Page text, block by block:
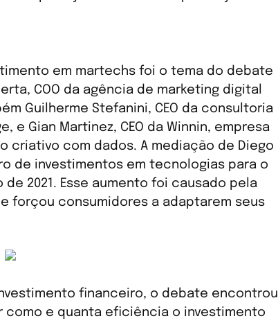
em martechs foi o tema do debate
COO da agência de marketing digital
Guilherme Stefanini, CEO da consultoria
Gian Martinez, CEO da Winnin, empresa
com dados. A mediação de Diego
de investimentos em tecnologias para o
2021. Esse aumento foi causado pela
forçou consumidores a adaptarem seus
financeiro, o debate encontrou
como e quanta eficiência o investimento